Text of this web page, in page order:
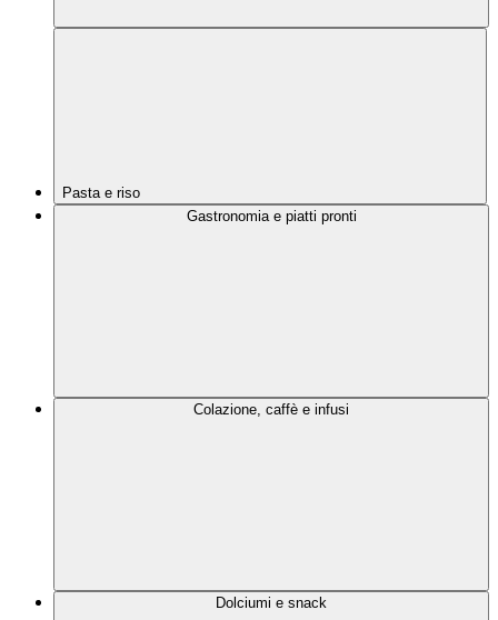
Pasta e riso
Gastronomia e piatti pronti
Colazione, caffè e infusi
Dolciumi e snack